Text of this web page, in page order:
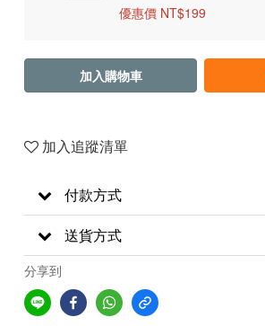
優惠價 NT$199
加入購物車
加入追蹤清單
付款方式
送貨方式
分享到